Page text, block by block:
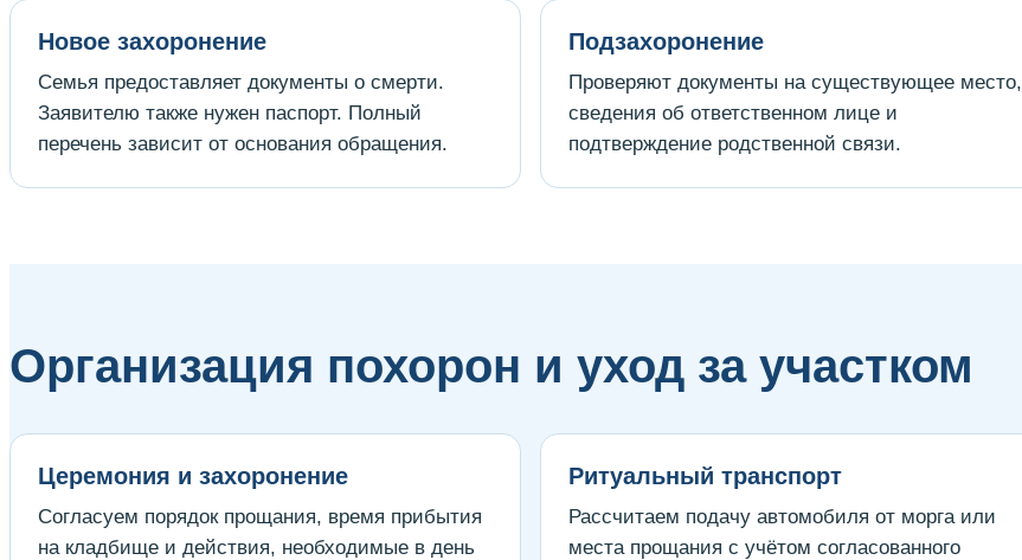
Новое захоронение
Семья предоставляет документы о смерти.
Заявителю также нужен паспорт. Полный
перечень зависит от основания обращения.
Подзахоронение
Проверяют документы на существующее место,
сведения об ответственном лице и
подтверждение родственной связи.
Организация похорон и уход за участком
Церемония и захоронение
Согласуем порядок прощания, время прибытия
на кладбище и действия, необходимые в день
Ритуальный транспорт
Рассчитаем подачу автомобиля от морга или
места прощания с учётом согласованного